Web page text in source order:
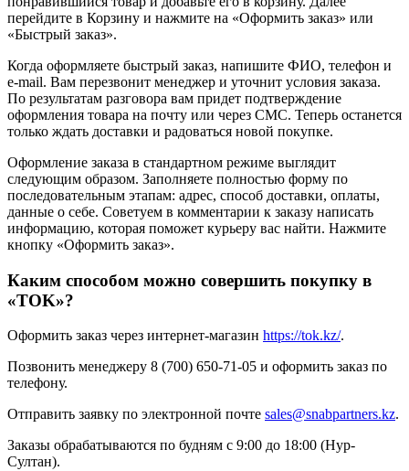
перейдите в Корзину и нажмите на «Оформить заказ» или
«Быстрый заказ».
Когда оформляете быстрый заказ, напишите ФИО, телефон и
e-mail. Вам перезвонит менеджер и уточнит условия заказа.
По результатам разговора вам придет подтверждение
оформления товара на почту или через СМС. Теперь останется
только ждать доставки и радоваться новой покупке.
Оформление заказа в стандартном режиме выглядит
следующим образом. Заполняете полностью форму по
последовательным этапам: адрес, способ доставки, оплаты,
данные о себе. Советуем в комментарии к заказу написать
информацию, которая поможет курьеру вас найти. Нажмите
кнопку «Оформить заказ».
Каким способом можно совершить покупку в
«TOK»?
Оформить заказ через интернет-магазин https://tok.kz/.
Позвонить менеджеру 8 (700) 650-71-05 и оформить заказ по
телефону.
Отправить заявку по электронной почте sales@snabpartners.kz.
Заказы обрабатываются по будням с 9:00 до 18:00 (Нур-
Султан).